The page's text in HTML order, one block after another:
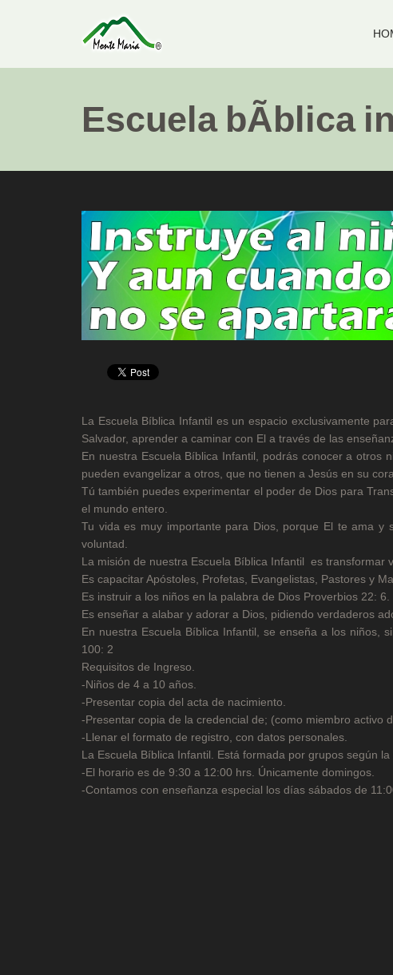
Escuela bÃ­blica
La Escuela Bíblica Infantil es un espacio exclusivamente
Salvador, aprender a caminar con El a través de las
En nuestra Escuela Bíblica Infantil, podrás conocer a otros
pueden evangelizar a otros, que no tienen a Jesús en su
Tú también puedes experimentar el poder de Dios para
el mundo entero.
Tu vida es muy importante para Dios, porque El te ama
voluntad.
La misión de nuestra Escuela Bíblica Infantil es transformar
Es capacitar Apóstoles, Profetas, Evangelistas, Pastores y
Es instruir a los niños en la palabra de Dios Proverbios 22: 6.
Es enseñar a alabar y adorar a Dios, pidiendo verdaderos
En nuestra Escuela Bíblica Infantil, se enseña a los niños,
100: 2
Requisitos de Ingreso.
-Niños de 4 a 10 años.
-Presentar copia del acta de nacimiento.
-Presentar copia de la credencial de; (como miembro activo
-Llenar el formato de registro, con datos personales.
La Escuela Bíblica Infantil. Está formada por grupos según
-El horario es de 9:30 a 12:00 hrs. Únicamente domingos.
-Contamos con enseñanza especial los días sábados de